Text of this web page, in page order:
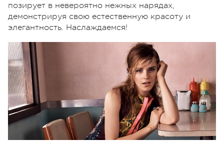
позирует в невероятно нежных нарядах,
демонстрируя свою естественную красоту и
элегантность. Наслаждаемся!